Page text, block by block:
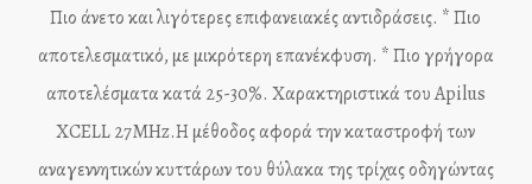
Πιο άνετο και λιγότερες επιφανειακές αντιδράσεις. * Πιο
αποτελεσματικό, με μικρότερη επανέκφυση. * Πιο γρήγορα
αποτελέσματα κατά 25-30%. Χαρακτηριστικά του Apilus
XCELL 27MHz.Η μέθοδος αφορά την καταστροφή των
αναγεννητικών κυττάρων του θύλακα της τρίχας οδηγώντας